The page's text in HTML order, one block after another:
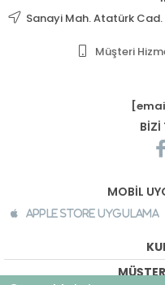
Sanayi Mah. Atatürk Cad.
Müşteri
BİZİ
MOBİL
Apple Store Uygulama